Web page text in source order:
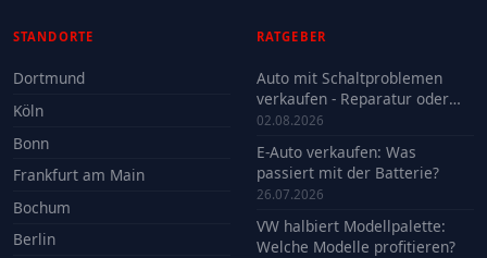
STANDORTE
Dortmund
Köln
Bonn
Frankfurt am Main
Bochum
Berlin
RATGEBER
Auto mit Schaltproblemen
verkaufen - Reparatur oder
Verkauf?
02.08.2026
E-Auto verkaufen: Was
passiert mit der Batterie?
26.07.2026
VW halbiert Modellpalette:
Welche Modelle profitieren?